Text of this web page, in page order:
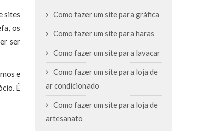
sites
os
ser
e
É
Como fazer um site para gráfica
Como fazer um site para haras
Como fazer um site para lavacar
Como fazer um site para loja de
ar condicionado
Como fazer um site para loja de
artesanato